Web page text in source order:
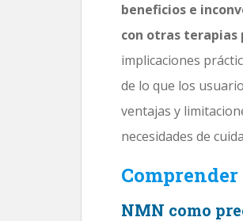
beneficios e
con otras terapias
implicaciones
de lo que los
ventajas y
necesidades de
NMN como